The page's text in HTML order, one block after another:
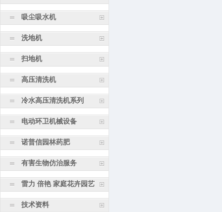
吸尘吸水机
洗地机
扫地机
高压清洗机
冷水高压清洗机系列
电动环卫机械设备
诺普信园林药肥
有害生物仿治服务
雷力 倍艳 家庭花卉园艺
技术资料